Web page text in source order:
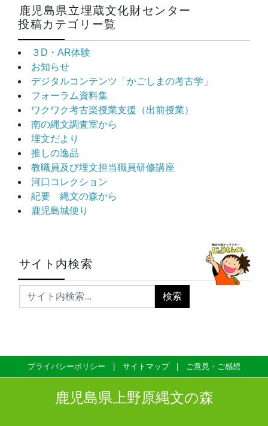
鹿児島県立埋蔵文化財センター
投稿カテゴリー覧
３D・AR体験
お知らせ
デジタルコンテンツ「かごしまの考古学」
フォーラム資料集
ワクワク考古楽授業支援（出前授業）
南の縄文調査室から
埋文だより
推しの逸品
教職員及び埋文担当職員研修講座
河口コレクション
紀要 縄文の森から
鹿児島城便り
サイト内検索
プライバシーポリシー サイトマップ ご意見・ご感想
鹿児島県上野原縄文の森